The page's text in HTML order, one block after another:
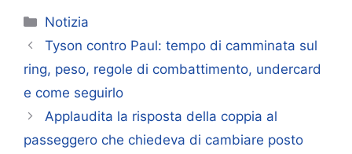
Categorie
Notizia
Tyson contro Paul: tempo di camminata sul
ring, peso, regole di combattimento, undercard
e come seguirlo
Applaudita la risposta della coppia al
passeggero che chiedeva di cambiare posto